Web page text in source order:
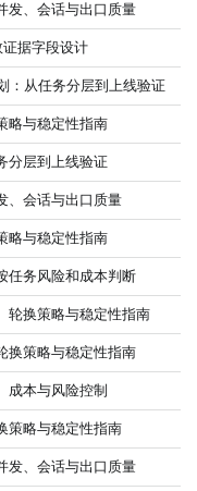
发、会话与出口质量
据字段设计
：从任务分层到上线验证
略与稳定性指南
分层到上线验证
、会话与出口质量
略与稳定性指南
任务风险和成本判断
轮换策略与稳定性指南
换策略与稳定性指南
成本与风险控制
策略与稳定性指南
发、会话与出口质量